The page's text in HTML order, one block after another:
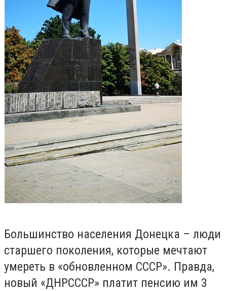
Большинство населения Донецка – люди
старшего поколения, которые мечтают
умереть в «обновленном СССР». Правда,
новый «ДНРСССР» платит пенсию им 3